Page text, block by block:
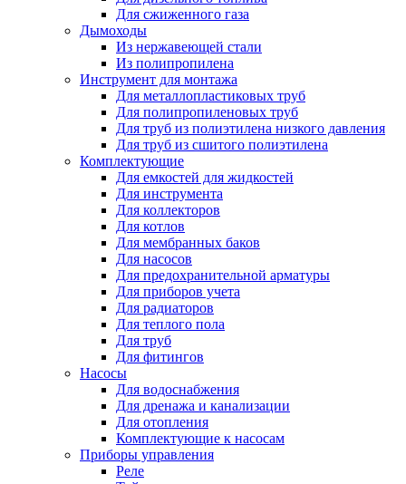
Для сжиженного газа
Дымоходы
Из нержавеющей стали
Из полипропилена
Инструмент для монтажа
Для металлопластиковых труб
Для полипропиленовых труб
Для труб из полиэтилена низкого давления
Для труб из сшитого полиэтилена
Комплектующие
Для емкостей для жидкостей
Для инструмента
Для коллекторов
Для котлов
Для мембранных баков
Для насосов
Для предохранительной арматуры
Для приборов учета
Для радиаторов
Для теплого пола
Для труб
Для фитингов
Насосы
Для водоснабжения
Для дренажа и канализации
Для отопления
Комплектующие к насосам
Приборы управления
Реле